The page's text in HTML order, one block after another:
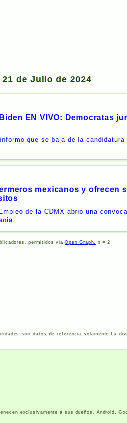
de Julio de 2024
EN VIVO: Democratas
que se baja de la
mexicanos y ofrecen
de la CDMX abrio una
permitidos viaOpen Graph. n = 2
son datos de referencia solamente.La
exclusivamente a sus dueños. Android,